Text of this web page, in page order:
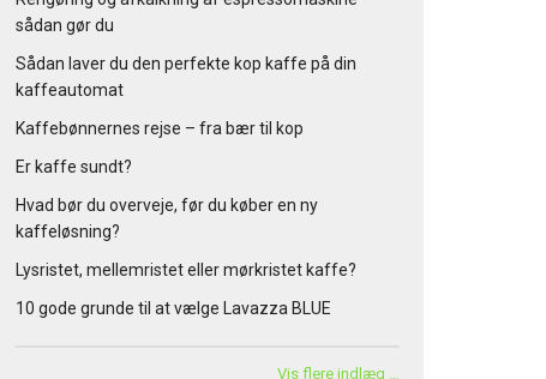
sådan gør du
Sådan laver du den perfekte kop kaffe på din
kaffeautomat
Kaffebønnernes rejse – fra bær til kop
Er kaffe sundt?
Hvad bør du overveje, før du køber en ny
kaffeløsning?
Lysristet, mellemristet eller mørkristet kaffe?
10 gode grunde til at vælge Lavazza BLUE
Vis flere indlæg …